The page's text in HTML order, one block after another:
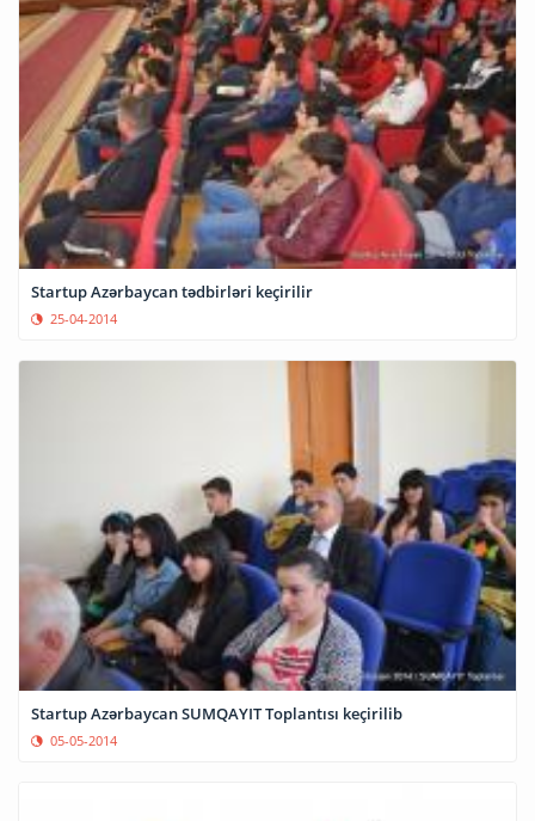
Startup Azərbaycan tədbirləri keçirilir
25-04-2014
Startup Azərbaycan SUMQAYIT Toplantısı keçirilib
05-05-2014